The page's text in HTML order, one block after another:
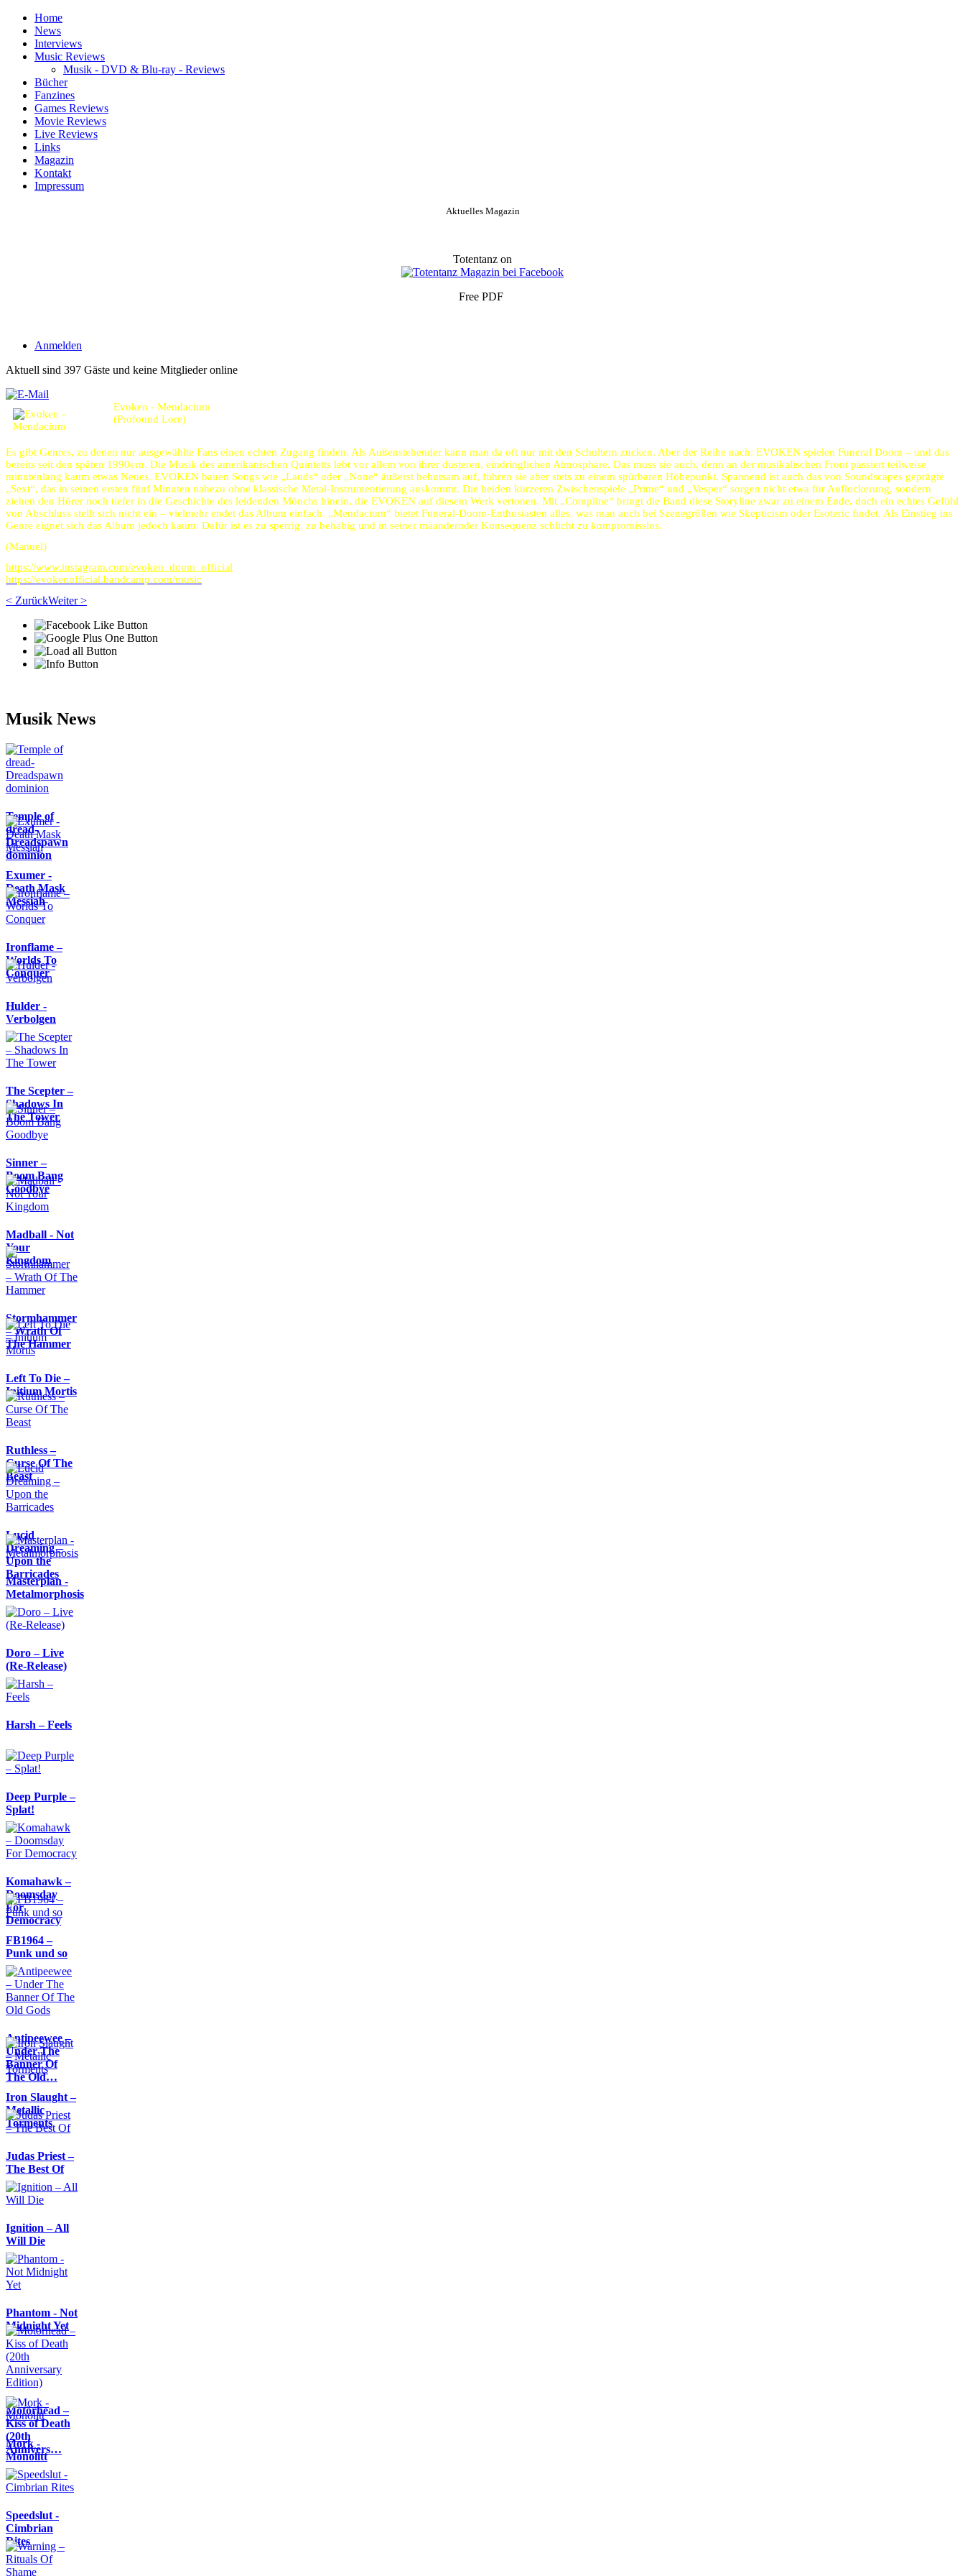
Home
News
Interviews
Music Reviews
Musik - DVD & Blu-ray - Reviews
Bücher
Fanzines
Games Reviews
Movie Reviews
Live Reviews
Links
Magazin
Kontakt
Impressum
Aktuelles Magazin
Totentanz on
Free PDF
Anmelden
Aktuell sind 397 Gäste und keine Mitglieder online
Evoken - Mendacium
(Profound Lore)
Es gibt Genres, zu denen nur ausgewählte Fans einen echten Zugang finden. Als Außenstehender kann man da oft nur mit den Schultern zucken. Aber der Reihe nach: EVOKEN spielen Funeral Doom – und das
bereits seit den späten 1990ern. Die Musik des amerikanischen Quintetts lebt vor allem von ihrer düsteren, eindringlichen Atmosphäre. Das muss sie auch, denn an der musikalischen Front passiert teilweise
minutenlang kaum etwas Neues. EVOKEN bauen Songs wie „Lauds“ oder „None“ äußerst behutsam auf, führen sie aber stets zu einem spürbaren Höhepunkt. Spannend ist auch das von Soundscapes geprägte
„Sext“, das in seinen ersten fünf Minuten nahezu ohne klassische Metal-Instrumentierung auskommt. Die beiden kürzeren Zwischenspiele „Prime“ und „Vesper“ sorgen nicht etwa für Auflockerung, sondern
ziehen den Hörer noch tiefer in die Geschichte des leidenden Mönchs hinein, die EVOKEN auf diesem Werk vertonen. Mit „Compline“ bringt die Band diese Storyline zwar zu einem Ende, doch ein echtes Gefühl
von Abschluss stellt sich nicht ein – vielmehr endet das Album einfach. „Mendacium“ bietet Funeral-Doom-Enthusiasten alles, was man auch bei Szenegrößen wie Skepticism oder Esoteric findet. Als Einstieg ins
Genre eignet sich das Album jedoch kaum: Dafür ist es zu sperrig, zu behäbig und in seiner mäandernder Konsequenz schlicht zu kompromisslos.
(Manuel)
https://www.instagram.com/evoken_doom_official
https://evokenofficial.bandcamp.com/music
< ZurückWeiter >
Musik News
Temple of
dread-
Dreadspawn
dominion
Exumer -
Death Mask
Messiah
Ironflame –
Worlds To
Conquer
Hulder -
Verbolgen
The Scepter –
Shadows In
The Tower
Sinner –
Boom Bang
Goodbye
Madball - Not
Your
Kingdom
Stormhammer
– Wrath Of
The Hammer
Left To Die –
Initium Mortis
Ruthless –
Curse Of The
Beast
Lucid
Dreaming –
Upon the
Barricades
Masterplan -
Metalmorphosis
Doro – Live
(Re-Release)
Harsh – Feels
Deep Purple –
Splat!
Komahawk –
Doomsday
For
Democracy
FB1964 –
Punk und so
Antipeewee –
Under The
Banner Of
The Old…
Iron Slaught –
Metallic
Torments
Judas Priest –
The Best Of
Ignition – All
Will Die
Phantom - Not
Midnight Yet
Motörhead –
Kiss of Death
(20th
Annivers…
Mork -
Monolitt
Speedslut -
Cimbrian
Rites